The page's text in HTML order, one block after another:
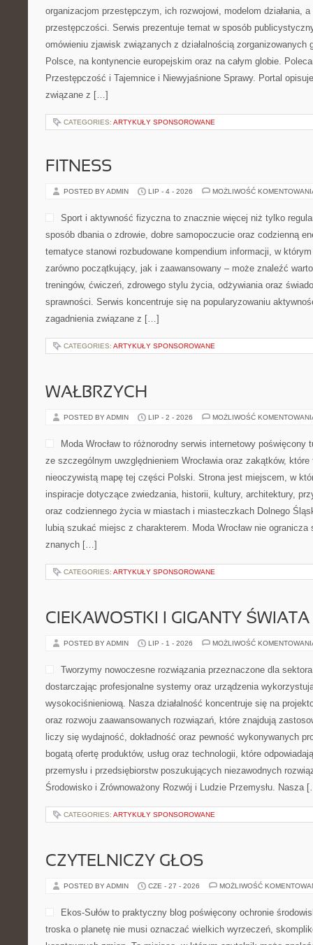
organizacjom przestępczym, ich rozwojowi, modelom działania,
przestępczości. Serwis prezentuje temat w sposób
omówieniu zjawisk związanych z działalnością zorganizowanych
Polsce, na kontynencie europejskim oraz na całym globie.
Przestępczość i Tajemnice i Niewyjaśnione Sprawy. Portal
związane z […]
CATEGORIES: ARTYKUŁY SPONSOROWANE
FITNESS
POSTED BY ADMIN LIP - 4 - 2026 MOŻLIWOŚĆ
Sport i aktywność fizyczna to znacznie więcej niż tylko
sposób dbania o zdrowie, dobre samopoczucie oraz codzienną
tematyce stanowi rozbudowane kompendium informacji, w
zarówno początkujący, jak i zaawansowany – może znaleźć
treningów, ćwiczeń, zdrowego stylu życia, odżywiania oraz
sprawności. Serwis koncentruje się na popularyzowaniu
zagadnienia związane z […]
CATEGORIES: ARTYKUŁY SPONSOROWANE
WAŁBRZYCH
POSTED BY ADMIN LIP - 2 - 2026 MOŻLIWOŚĆ
Moda Wrocław to różnorodny serwis internetowy
ze szczególnym uwzględnieniem Wrocławia oraz zakątków,
nieoczywistą mapę tej części Polski. Strona jest miejscem, w
inspiracje dotyczące zwiedzania, historii, kultury, architektury,
oraz codziennego życia w miastach i miasteczkach Dolnego
lubią szukać miejsc z charakterem. Moda Wrocław nie ogranicza
znanych […]
CATEGORIES: ARTYKUŁY SPONSOROWANE
CIEKAWOSTKI I GIGANTY ŚWIATA
POSTED BY ADMIN LIP - 1 - 2026 MOŻLIWOŚĆ
Tworzymy nowoczesne rozwiązania przeznaczone dla
dostarczając profesjonalne systemy oraz urządzenia
wysokociśnieniową. Nasza działalność koncentruje się na
oraz rozwoju zaawansowanych rozwiązań, które znajdują
liczy się wydajność, dokładność oraz pewność wykonywanych
bogatą ofertę produktów, usług oraz technologii, które
przemysłu i przedsiębiorstw poszukujących niezawodnych
Środowisko i Zrównoważony Rozwój i Ludzie Przemysłu. Nasza
CATEGORIES: ARTYKUŁY SPONSOROWANE
CZYTELNICZY GŁOS
POSTED BY ADMIN CZE - 27 - 2026 MOŻLIWOŚĆ
Ekos-Sułów to praktyczny blog poświęcony ochronie
troska o planetę nie musi oznaczać wielkich wyrzeczeń,